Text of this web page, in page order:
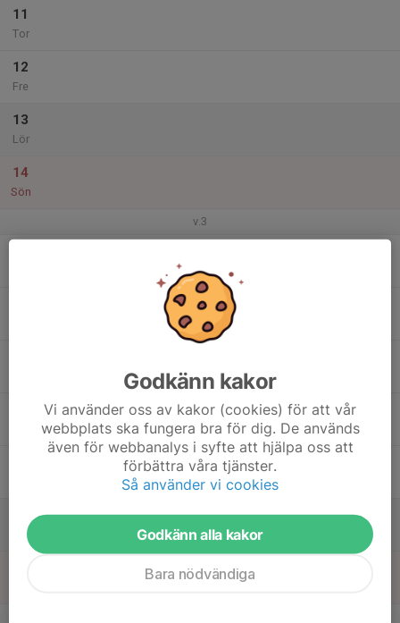
11
Tor
12
Fre
13
Lör
14
Sön
v.3
Lör
Godkänn kakor
Vi använder oss av kakor (cookies) för att vår
webbplats ska fungera bra för dig. De används
även för webbanalys i syfte att hjälpa oss att
förbättra våra tjänster.
Så använder vi cookies
Godkänn alla kakor
Bara nödvändiga